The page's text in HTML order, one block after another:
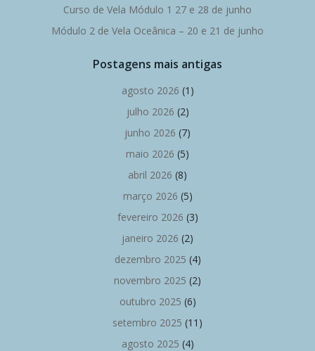
Curso de Vela Módulo 1 27 e 28 de junho
Módulo 2 de Vela Oceânica – 20 e 21 de junho
Postagens mais antigas
agosto 2026 (1)
julho 2026 (2)
junho 2026 (7)
maio 2026 (5)
abril 2026 (8)
março 2026 (5)
fevereiro 2026 (3)
janeiro 2026 (2)
dezembro 2025 (4)
novembro 2025 (2)
outubro 2025 (6)
setembro 2025 (11)
agosto 2025 (4)